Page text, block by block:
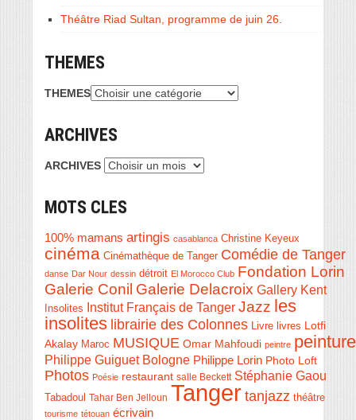
Théâtre Riad Sultan, programme de juin 26.
THEMES
THEMES
ARCHIVES
ARCHIVES
MOTS CLES
100% mamans artingis casablanca Christine Keyeux
cinéma Cinémathèque de Tanger Comédie de Tanger
danse Dar Nour dessin détroit El Morocco Club Fondation Lorin
Galerie Conil Galerie Delacroix Gallery Kent
Insolites Institut Français de Tanger Jazz les
insolites librairie des Colonnes Livre livres
Lotfi
Akalay Maroc MUSIQUE Omar Mahfoudi peintre peinture
Philippe Guiguet Bologne Philippe Lorin Photo Loft
Photos Poésie restaurant salle Beckett Stéphanie Gaou
Tabadoul Tahar Ben Jelloun Tanger tanjazz théâtre
tourisme tétouan écrivain